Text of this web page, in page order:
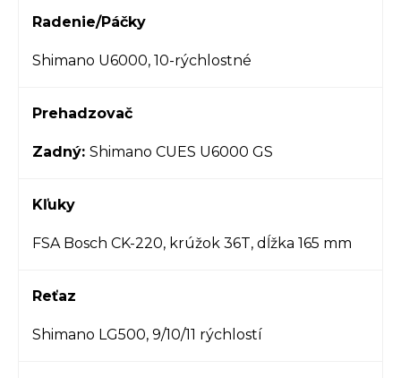
Radenie/Páčky
Shimano U6000, 10-rýchlostné
Prehadzovač
Zadný: Shimano CUES U6000 GS
Kľuky
FSA Bosch CK-220, krúžok 36T, dĺžka 165 mm
Reťaz
Shimano LG500, 9/10/11 rýchlostí